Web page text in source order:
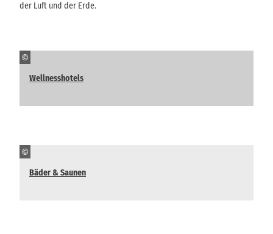
der Luft und der Erde.
©
Wellnesshotels
©
Bäder & Saunen